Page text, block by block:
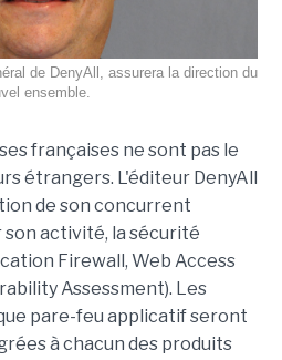
de DenyAll, assurera la direction du
ensemble.
françaises ne sont pas le
étrangers. L'éditeur DenyAll
de son concurrent
son activité, la sécurité
Firewall, Web Access
Assessment). Les
pare-feu applicatif seront
à chacun des produits